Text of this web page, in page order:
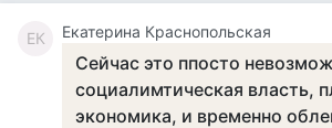
ЕК Екатерина Краснопольская
Сейчас это ппосто
социалимтическая власть,
экономика, и временно